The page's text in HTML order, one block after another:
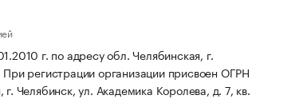
г. по адресу обл. Челябинская, г.
При регистрации организации присвоен ОГРН
Челябинск, ул. Академика Королева, д. 7, кв.